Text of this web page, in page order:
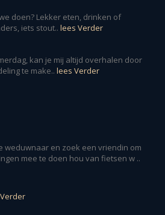
doen? Lekker eten, drinken of
iets stout.. lees Verder
kan je mij altijd overhalen door
te make.. lees Verder
weduwnaar en zoek een vriendin om
mee te doen hou van fietsen w ..